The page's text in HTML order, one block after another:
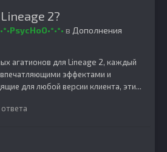
2?
в Дополнения
агатионов для Lineage 2, каждый
эффектами и
для любой версии клиента, эти...